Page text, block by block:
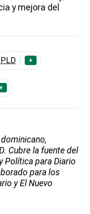
y mejora del
PLD +
+
Cubre la fuente del
Política para Diario
para los
y El Nuevo